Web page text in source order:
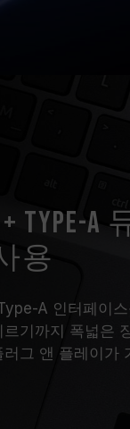
+ Type-
용
A 인터페이
르기까지 폭넓은
러그 앤 플레이가